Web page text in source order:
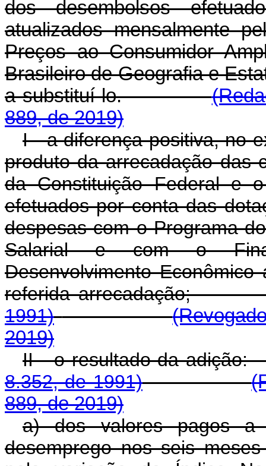
dos desembolsos
atualizados mensalmente
Preços ao Consumidor
Brasileiro de Geografia e
a substituí-lo.
889, de 2019)
I - a diferença positiva, no
produto da arrecadação das
da Constituição Federal e
efetuados por conta das
despesas com o Programa
Salarial e com o
Desenvolvimento
referida
1991)
2019)
II - o resultado
8.352, de 1991)
889, de 2019)
a) dos valores pagos a
desemprego nos seis